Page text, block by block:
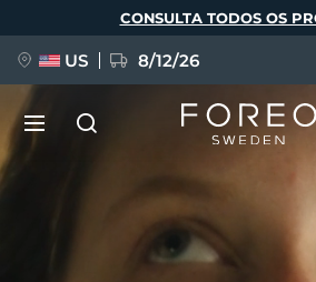
principal
CONSULTA TODOS OS
US 8/12/26
NOVIDADE
BREAKING NEWS